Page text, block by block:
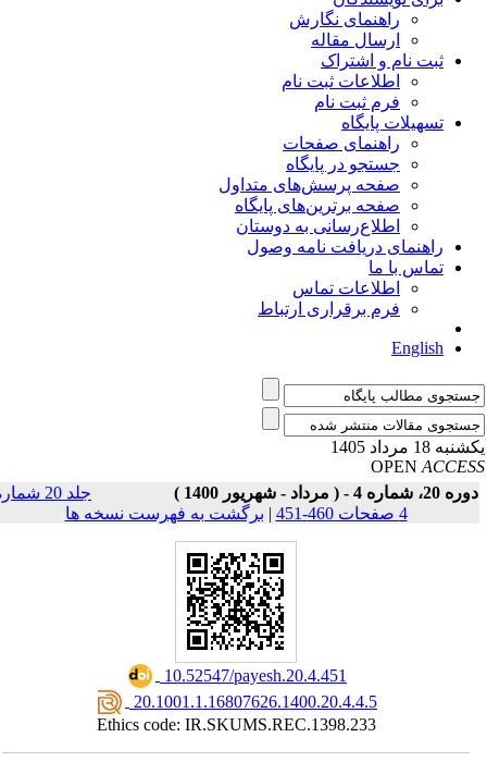
راهنمای نگارش
ارسال مقاله
ثبت نام و اشتراک
اطلاعات ثبت نام
فرم ثبت نام
تسهیلات پایگاه
راهنمای صفحات
جستجو در پایگاه
صفحه پرسش‌های متداول
صفحه برترین‌های پایگاه
اطلاع‌رسانی به دوستان
راهنمای دریافت نامه وصول
تماس با ما
اطلاعات تماس
فرم برقراری ارتباط
English
18 مرداد 1405
OPEN
شماره 4 - ( مرداد - شهریور 1400 )
جلد 20 شماره
|برگشت به فهرست نسخه ها
‎ 10.52547/payesh.20.4.451
‎ 20.1001.1.16807626.1400.20.4.4.5
Ethics code: IR.SKUMS.REC.1398.233